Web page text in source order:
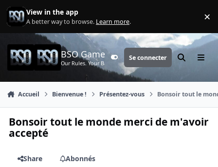
Aller au contenu
View in the app
A better way to browse. Learn more. ×
BSO Games
Our Rules. Your Battle.Customizer
Se connecter Rechercher
Menu
Accueil Bienvenue ! Présentez-vous Bonsoir tout le
Bonsoir tout le monde merci de m'avoir
accepté
Share
Abonnés